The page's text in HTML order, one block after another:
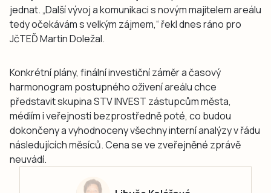
jednat. „Další vývoj a komunikaci s novým majitelem areálu
tedy očekávám s velkým zájmem,“ řekl dnes ráno pro
JčTEĎ Martin Doležal.
Konkrétní plány, finální investiční záměr a časový
harmonogram postupného oživení areálu chce
představit skupina STV INVEST zástupcům města,
médiím i veřejnosti bezprostředně poté, co budou
dokončeny a vyhodnoceny všechny interní analýzy v řádu
následujících měsíců. Cena se ve zveřejněné zprávě
neuvádí.